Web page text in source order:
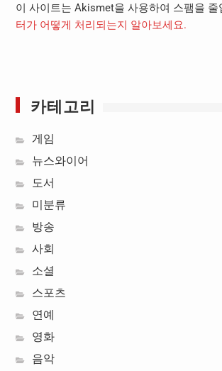
이 사이트는 Akismet을 사용하여 스팸을 줄
터가 어떻게 처리되는지 알아보세요.
카테고리
게임
뉴스와이어
도서
미분류
방송
사회
소셜
스포츠
연예
영화
음악